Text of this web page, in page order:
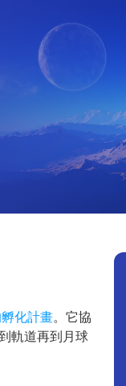
化計畫。它協
軌道再到月球